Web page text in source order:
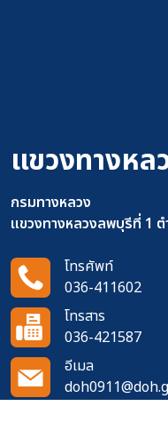
แขวงทางหล
กรมทางหลวง
แขวงทางหลวงลพบุรีที่ 1
โทรศัพท์
036-411602
โทรสาร
036-421587
อีเมล